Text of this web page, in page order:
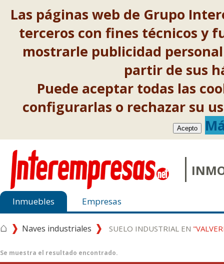
Las páginas web de Grupo
terceros con fines técnicos y
mostrarle publicidad
partir de sus
Puede aceptar todas las
configurarlas o rechazar su
Acepto
Inmuebles Empresas
⌂ Naves industriales SUELO INDUSTRIAL EN
Se muestra el resultado encontrado.